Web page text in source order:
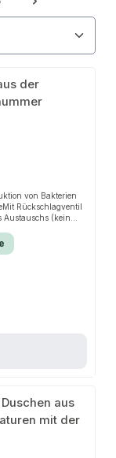
von Bakterien
Rückschlagventil
Austauschs (kein
Duschwasser.
(8